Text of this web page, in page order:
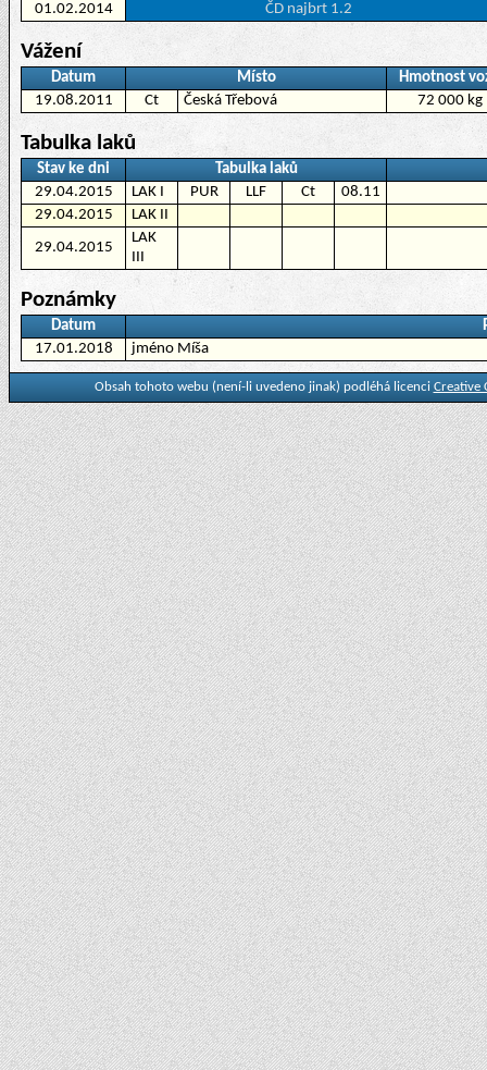
01.02.2014
ČD najbrt 1.2
Vážení
Datum Místo
Hmotnost
19.08.2011
Ct Česká Třebová 72 000 kg
Tabulka laků
Stav ke dni
Tabulka laků
29.04.2015
LAK I PUR LLF Ct
08.11
29.04.2015
LAK II
29.04.2015
LAK
III
Poznámky
Datum
17.01.2018
jméno Míša
Obsah tohoto webu (není-li uvedeno jinak) podléhá licenci Creative